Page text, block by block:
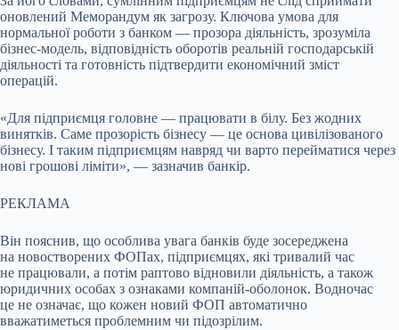
оновлений Меморандум як загрозу. Ключова умова для
нормальної роботи з банком — прозора діяльність, зрозуміла
бізнес-модель, відповідність оборотів реальній господарській
діяльності та готовність підтвердити економічний зміст
операцій.
«Для підприємця головне — працювати в білу. Без жодних
винятків. Саме прозорість бізнесу — це основа цивілізованого
бізнесу. І таким підприємцям навряд чи варто перейматися через
нові грошові ліміти», — зазначив банкір.
РЕКЛАМА
Він пояснив, що особлива увага банків буде зосереджена
на новостворених ФОПах, підприємцях, які тривалий час
не працювали, а потім раптово відновили діяльність, а також
юридичних особах з ознаками компаній-оболонок. Водночас
це не означає, що кожен новий ФОП автоматично
вважатиметься проблемним чи підозрілим.